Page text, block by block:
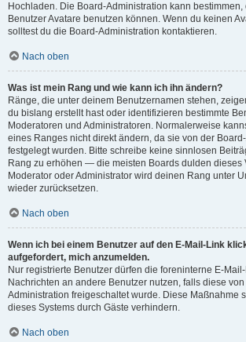
Hochladen. Die Board-Administration kann bestimmen,
Benutzer Avatare benutzen können. Wenn du keinen
solltest du die Board-Administration kontaktieren.
Nach oben
Was ist mein Rang und wie kann ich ihn ändern?
Ränge, die unter deinem Benutzernamen stehen,
du bislang erstellt hast oder identifizieren bestimmte
Moderatoren und Administratoren. Normalerweise
eines Ranges nicht direkt ändern, da sie von der
festgelegt wurden. Bitte schreibe keine sinnlosen
Rang zu erhöhen — die meisten Boards dulden dieses
Moderator oder Administrator wird deinen Rang unter
wieder zurücksetzen.
Nach oben
Wenn ich bei einem Benutzer auf den E-Mail-Link
aufgefordert, mich anzumelden.
Nur registrierte Benutzer dürfen die foreninterne E-
Nachrichten an andere Benutzer nutzen, falls diese
Administration freigeschaltet wurde. Diese Maßnahme
dieses Systems durch Gäste verhindern.
Nach oben